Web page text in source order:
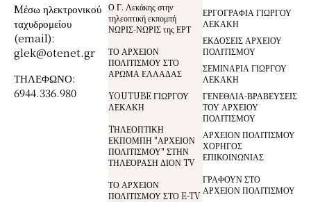
Mέσω ηλεκτρονικού
ταχυδρομείου
(email):
glek@otenet.gr
ΤΗΛΕΦΩΝΟ:
6944.336.980
Ο Γ. Λεκάκης στην
τηλεοπτική εκπομπή
ΝΩΡΙΣ-ΝΩΡΙΣ της ΕΡΤ
ΤΟ ΑΡΧΕΙΟΝ
ΠΟΛΙΤΙΣΜΟΥ ΣΤΟ
ΑΡΩΜΑ ΕΛΛΑΔΑΣ
YOUTUBE ΓΙΩΡΓΟΥ
ΛΕΚΑΚΗ
TΗΛΕΟΠΤΙΚΗ
ΕΚΠΟΜΠΗ "ΑΡΧΕΙΟΝ
ΠΟΛΙΤΙΣΜΟΥ" ΣΤΗΝ
ΤΗΛΕΌΡΑΣΗ ΔΙΟΝ TV
ΤΟ ΑΡΧΕΙΟΝ
ΠΟΛΙΤΙΣΜΟΥ ΣΤΟ E-TV
ΕΡΓΟΓΡΑΦΙΑ ΓΙΩΡΓΟΥ
ΛΕΚΑΚΗ
ΕΚΔΟΣΕΙΣ ΑΡΧΕΙΟΥ
ΠΟΛΙΤΙΣΜΟΥ
ΣΕΜΙΝΑΡΙΑ ΓΙΩΡΓΟΥ
ΛΕΚΑΚΗ
ΓΕΝΕΘΛΙΑ-ΒΡΑΒΕΥΣΕΙΣ
ΤΟΥ ΑΡΧΕΙΟΥ
ΠΟΛΙΤΙΣΜΟΥ
ΑΡΧΕΙΟΝ ΠΟΛΙΤΙΣΜΟΥ
ΧΟΡΗΓΟΣ
ΕΠΙΚΟΙΝΩΝΙΑΣ
ΓΡΑΦΟΥΝ ΣΤΟ
ΑΡΧΕΙΟΝ ΠΟΛΙΤΙΣΜΟΥ